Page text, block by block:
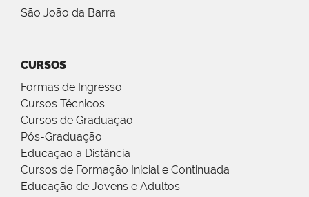
São João da Barra
CURSOS
Formas de Ingresso
Cursos Técnicos
Cursos de Graduação
Pós-Graduação
Educação a Distância
Cursos de Formação Inicial e Continuada
Educação de Jovens e Adultos